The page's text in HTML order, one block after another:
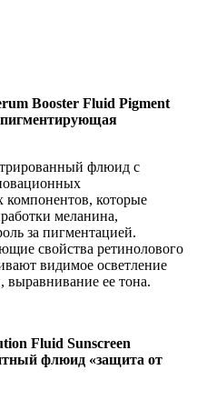
Booster Fluid Pigment
флюид с
которые
меланина,
за пигментацией.
свойства ретинолового
видимое осветление
ее тона.
Fluid Sunscreen
флюид «защита от